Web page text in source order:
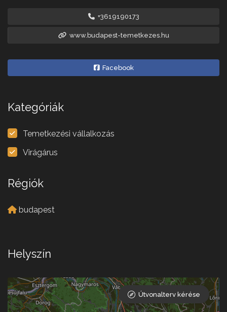
+3619190173
www.budapest-temetkezes.hu
Facebook
Kategóriák
Temetkezési vállalkozás
Virágárus
Régiók
budapest
Helyszín
Útvonalterv kérése